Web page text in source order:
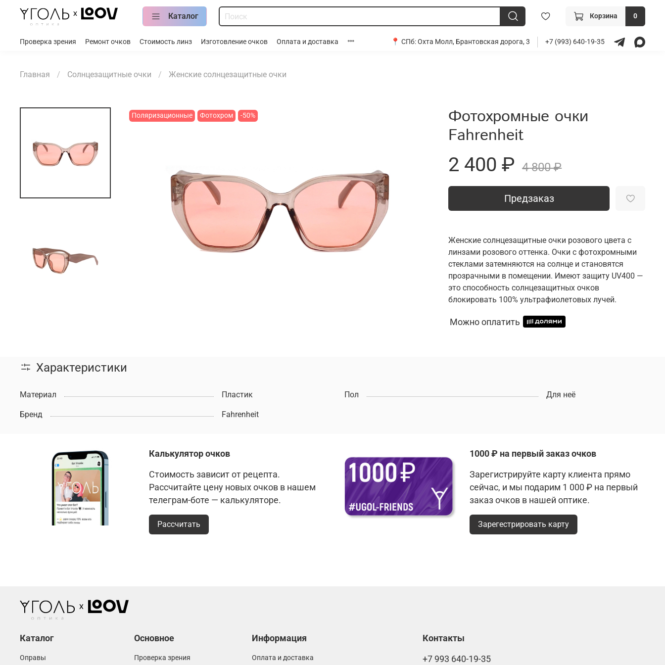
Каталог Корзина 0
Проверка зрения Ремонт очков Стоимость линз Изготовление очков Оплата и доставка 📍 СПб:Охта Молл, Брантовская дорога, 3 +7 (993) 640-19-35
Главная Солнцезащитные очки Женские солнцезащитные очки
Поляризационные Фотохром -50%
Фотохромные очки
Fahrenheit
2 400 ₽ 4 800 ₽
Предзаказ
Женские солнцезащитные очки розового цвета с
линзами розового оттенка. Очки с фотохромными
стеклами затемняются на солнце и становятся
прозрачными в помещении. Имеют защиту UV400 —
это способность солнцезащитных очков
блокировать 100% ультрафиолетовых лучей.
Можно оплатить
Характеристики
Материал Пластик Пол Для неё
Бренд Fahrenheit
Калькулятор очков
Стоимость зависит от рецепта.
Рассчитайте цену новых очков в нашем
телеграм-боте — калькуляторе.
Рассчитать
1000 ₽ на первый заказ очков
Зарегистрируйте карту клиента прямо
сейчас, и мы подарим 1 000 ₽ на первый
заказ очков в нашей оптике.
Зарегестрировать карту
Каталог
Оправы
Основное
Проверка зрения
Информация
Оплата и доставка
Контакты
+7 993 640-19-35